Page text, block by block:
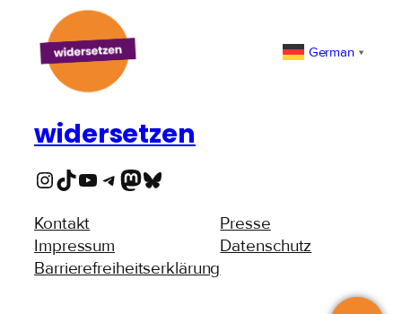
German ▼
widersetzen
Instagram TikTok YouTube Telegram Mastodon Bluesky
Kontakt
Impressum
Barrierefreiheitserklärung
Presse
Datenschutz